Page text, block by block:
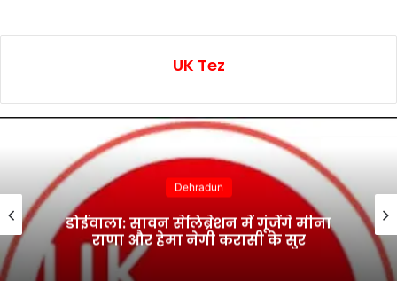
UK Tez
Dehradun
डोईवाला: सावन सेलिब्रेशन में गूंजेंगे मीना
राणा और हेमा नेगी करासी के सुर